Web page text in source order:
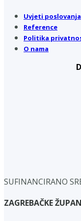
Uvjeti poslovanja
Reference
Politika
O nama
SUFINANCIRANO
ZAGREBAČKE